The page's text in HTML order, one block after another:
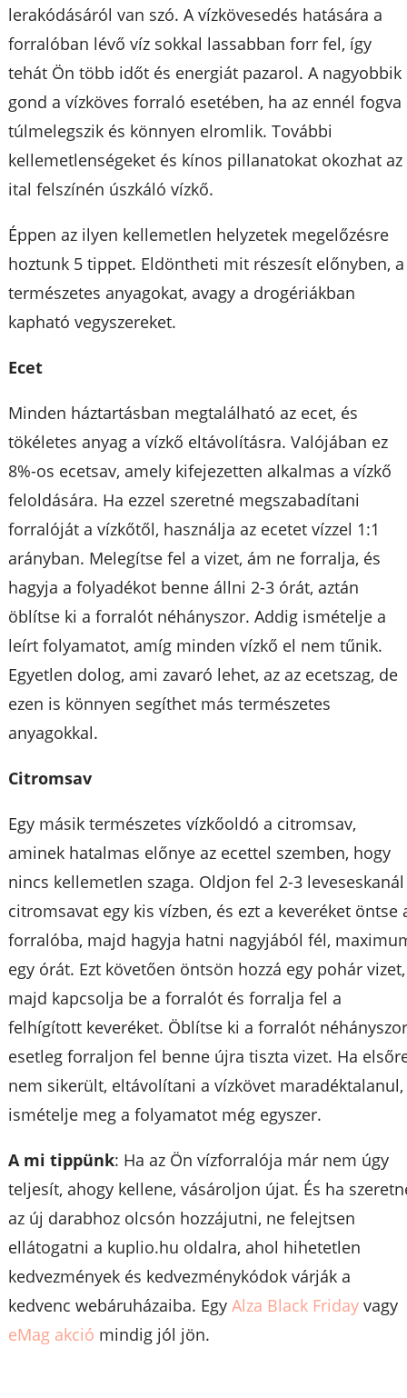
lerakódásáról van szó. A vízkövesedés hatására a
forralóban lévő víz sokkal lassabban forr fel, így
tehát Ön több időt és energiát pazarol. A nagyobbik
gond a vízköves forraló esetében, ha az ennél fogva
túlmelegszik és könnyen elromlik. További
kellemetlenségeket és kínos pillanatokat okozhat az
ital felszínén úszkáló vízkő.
Éppen az ilyen kellemetlen helyzetek megelőzésre
hoztunk 5 tippet. Eldöntheti mit részesít előnyben, a
természetes anyagokat, avagy a drogériákban
kapható vegyszereket.
Ecet
Minden háztartásban megtalálható az ecet, és
tökéletes anyag a vízkő eltávolításra. Valójában ez
8%-os ecetsav, amely kifejezetten alkalmas a vízkő
feloldására. Ha ezzel szeretné megszabadítani
forralóját a vízkőtől, használja az ecetet vízzel 1:1
arányban. Melegítse fel a vizet, ám ne forralja, és
hagyja a folyadékot benne állni 2-3 órát, aztán
öblítse ki a forralót néhányszor. Addig ismételje a
leírt folyamatot, amíg minden vízkő el nem tűnik.
Egyetlen dolog, ami zavaró lehet, az az ecetszag, de
ezen is könnyen segíthet más természetes
anyagokkal.
Citromsav
Egy másik természetes vízkőoldó a citromsav,
aminek hatalmas előnye az ecettel szemben, hogy
nincs kellemetlen szaga. Oldjon fel 2-3 leveseskanál
citromsavat egy kis vízben, és ezt a keveréket öntse
forralóba, majd hagyja hatni nagyjából fél,
egy órát. Ezt követően öntsön hozzá egy pohár vizet,
majd kapcsolja be a forralót és forralja fel a
felhígított keveréket. Öblítse ki a forralót
esetleg forraljon fel benne újra tiszta vizet. Ha
nem sikerült, eltávolítani a vízkövet maradéktalanul,
ismételje meg a folyamatot még egyszer.
A mi tippünk: Ha az Ön vízforralója már nem úgy
teljesít, ahogy kellene, vásároljon újat. És ha
az új darabhoz olcsón hozzájutni, ne felejtsen
ellátogatni a kuplio.hu oldalra, ahol hihetetlen
kedvezmények és kedvezménykódok várják a
kedvenc webáruházaiba. EgyAlza Black Friday vagy
eMag akció mindig jól jön.